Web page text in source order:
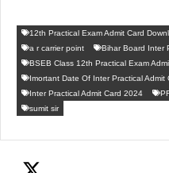
12th Practical Exam Admit Card
a r carrier point
Bihar Board Inter
BSEB Class 12th Practical Exam
Imortant Date Of Inter Practical Admit
Inter Practical Admit Card 2024
sumit sir